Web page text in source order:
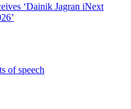
‘Dainik Jagran iNext
of speech